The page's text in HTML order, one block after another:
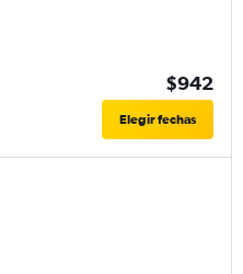
$942
Elegir fechas